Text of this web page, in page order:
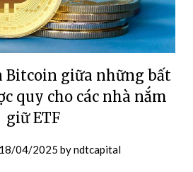
Bitcoin giữa những bất
quy cho các nhà nắm
giữ ETF
18/04/2025 byndtcapital